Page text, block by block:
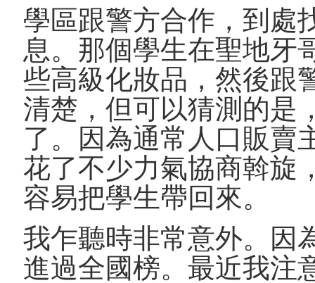
學區跟警方合作，到處
息。那個學生在聖地牙
些高級化妝品，然後跟
清楚，但可以猜測的是
了。因為通常人口販賣
花了不少力氣協商斡旋
容易把學生帶回來。
我乍聽時非常意外。因
進過全國榜。最近我注